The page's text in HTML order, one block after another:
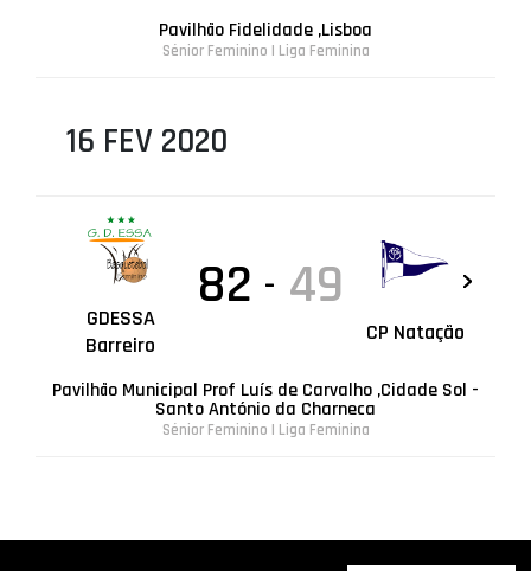
Pavilhão Fidelidade ,Lisboa
Sénior Feminino | Liga Feminina
16 FEV 2020
GDESSA
Barreiro
82 - 49
CP Natação
Pavilhão Municipal Prof Luís de Carvalho ,Cidade Sol -
Santo António da Charneca
Sénior Feminino | Liga Feminina